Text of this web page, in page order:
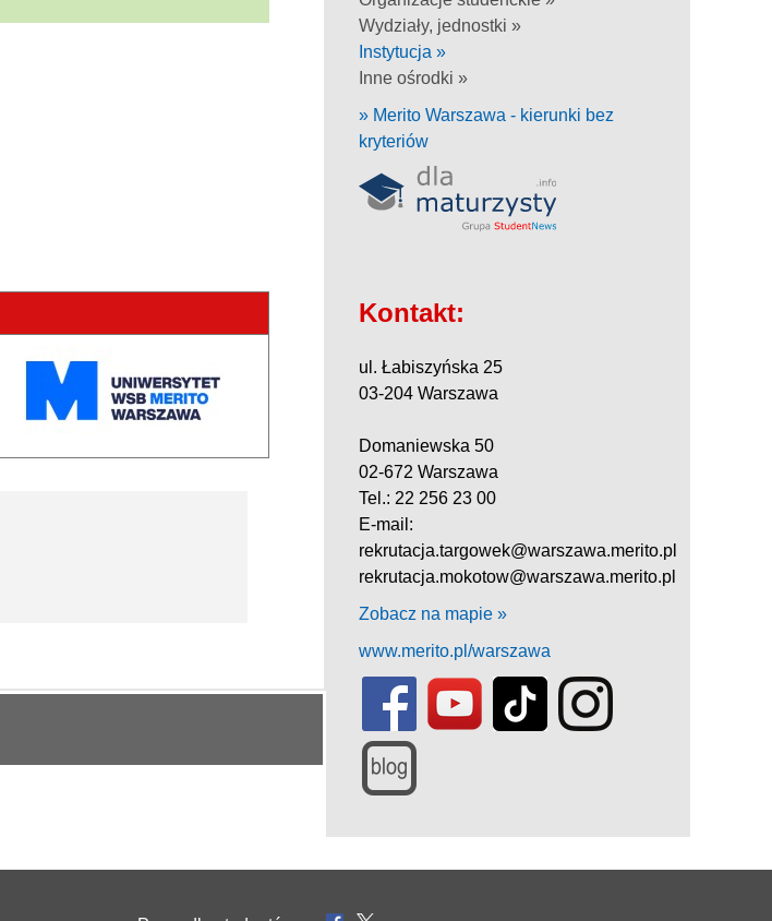
Wydziały, jednostki »
Instytucja »
Inne ośrodki »
» Merito Warszawa - kierunki bez
kryteriów
Kontakt:
ul. Łabiszyńska 25
03-204 Warszawa
Domaniewska 50
02-672 Warszawa
Tel.: 22 256 23 00
E-mail:
rekrutacja.targowek@warszawa.merito.pl
rekrutacja.mokotow@warszawa.merito.pl
Zobacz na mapie »
www.merito.pl/warszawa